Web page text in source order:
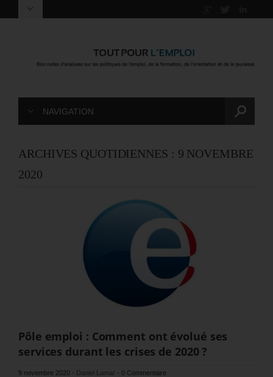
NAVIGATION
ARCHIVES QUOTIDIENNES : 9 NOVEMBRE
2020
Pôle emploi : Comment ont évolué ses
services durant les crises de 2020 ?
9 novembre 2020 - Daniel Lamar - 0 Commentaire